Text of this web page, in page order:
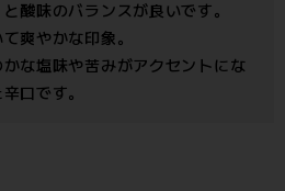
酸味のバランスが良いです。
爽やかな印象。
な塩味や苦みがアクセントにな
口です。